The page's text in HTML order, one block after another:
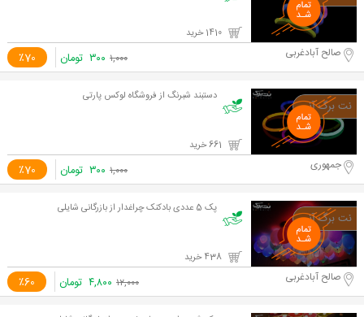
٪70 صالح آبادغربی ۱,۰۰۰ ۳۰۰ تومان
دستبند شبرنگ از فروشگاه لوکس پارتی
٪70 جمهوری ۱,۰۰۰ ۳۰۰ تومان
پک 5 عددی بادکنک چراغدار از بازرگانی شایلی
٪60 صالح آبادغربی ۱۲,۰۰۰ ۴,۸۰۰ تومان